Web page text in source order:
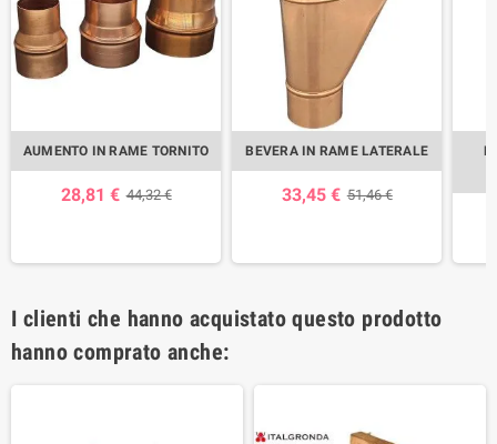
AUMENTO IN RAME TORNITO
28,81 € 44,32 €
BEVERA IN RAME LATERALE
33,45 € 51,46 €
I clienti che hanno acquistato questo prodotto
hanno comprato anche: